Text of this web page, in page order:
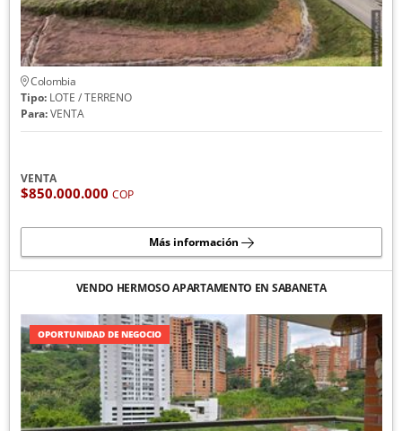
Colombia
Tipo:LOTE / TERRENO
Para:VENTA
VENTA
$850.000.000 COP
Más información
VENDO HERMOSO APARTAMENTO EN SABANETA
OPORTUNIDAD DE NEGOCIO